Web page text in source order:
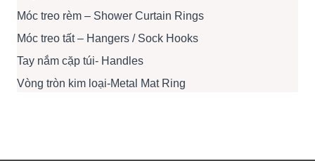
Móc treo rèm – Shower Curtain Rings
Móc treo tất – Hangers / Sock Hooks
Tay nắm cặp túi- Handles
Vòng tròn kim loại-Metal Mat Ring